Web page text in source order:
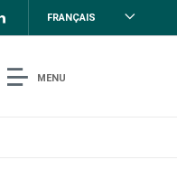
FRANÇAIS
MENU